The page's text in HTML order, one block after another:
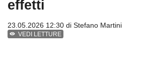
effetti
23.05.2026 12:30 di Stefano Martini
VEDI LETTURE